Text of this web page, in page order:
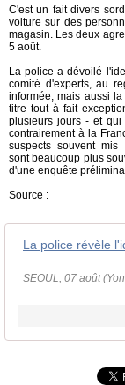
C'est un fait divers
voiture sur des
magasin. Les deux
5 août.
La police a dévoilé
comité d'experts, au
informée, mais aussi
titre tout à fait
plusieurs jours - et
contrairement à la
suspects souvent
sont beaucoup plus
d'une enquête
Source :
SEOUL, 07 août